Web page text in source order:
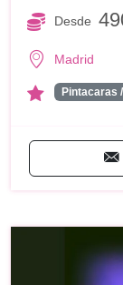
Desde
Madrid
Pintacaras